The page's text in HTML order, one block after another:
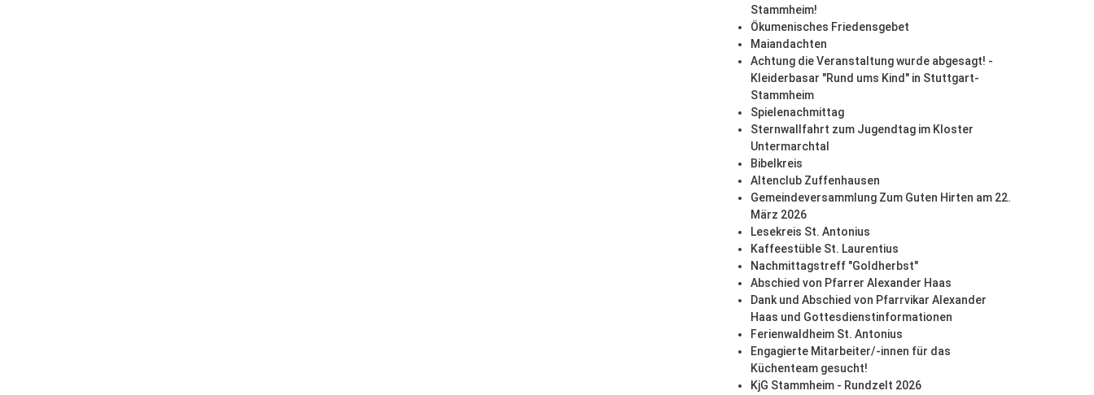
Stammheim!
Ökumenisches Friedensgebet
Maiandachten
Achtung die Veranstaltung wurde abgesagt! -
Kleiderbasar "Rund ums Kind" in Stuttgart-
Stammheim
Spielenachmittag
Sternwallfahrt zum Jugendtag im Kloster
Untermarchtal
Bibelkreis
Altenclub Zuffenhausen
Gemeindeversammlung Zum Guten Hirten am 22.
März 2026
Lesekreis St. Antonius
Kaffeestüble St. Laurentius
Nachmittagstreff "Goldherbst"
Abschied von Pfarrer Alexander Haas
Dank und Abschied von Pfarrvikar Alexander
Haas und Gottesdienstinformationen
Ferienwaldheim St. Antonius
Engagierte Mitarbeiter/-innen für das
Küchenteam gesucht!
KjG Stammheim - Rundzelt 2026